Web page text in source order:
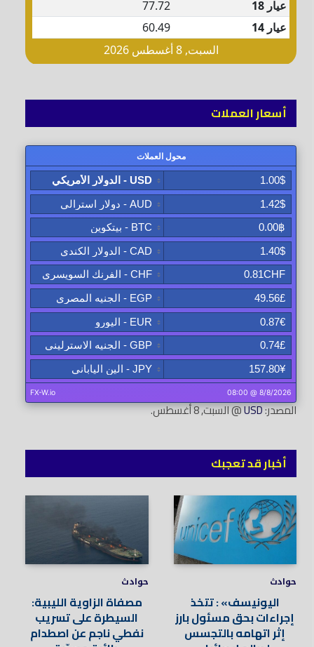
أسعار العملات
المصدر:USD@ السبت, 8 أغسطس.
أخبار قد تعجبك
حوادث
اليونيسف» : تتخذ
إجراءات بحق مسئول بارز
إثر اتهامه بالتجسس
حوادث
مصفاة الزاوية الليبية:
السيطرة على تسريب
نفطي ناجم عن اصطدام